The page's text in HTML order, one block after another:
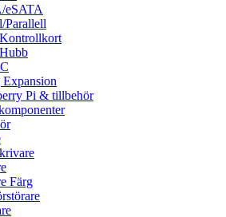
eSATA
Parallell
Pi & tillbehör
Färg